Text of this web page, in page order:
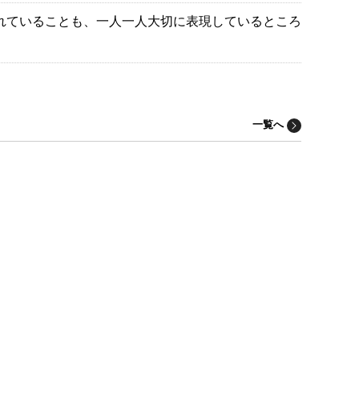
いることも、一人一人大切に表現しているところ
一覧へ